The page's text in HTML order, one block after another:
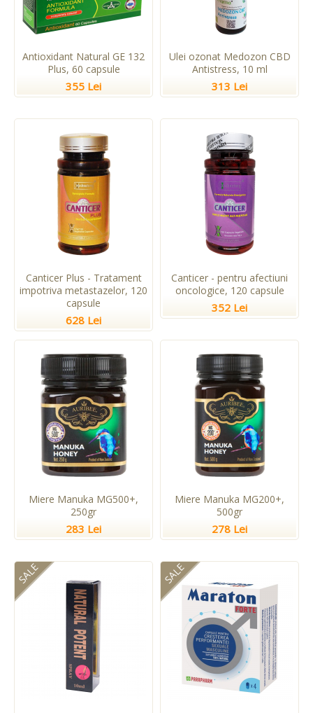
Antioxidant Natural GE 132
Plus, 60 capsule
355 Lei
Ulei ozonat Medozon CBD
Antistress, 10 ml
313 Lei
Canticer Plus - Tratament
impotriva metastazelor, 120
capsule
628 Lei
Canticer - pentru afectiuni
oncologice, 120 capsule
352 Lei
Miere Manuka MG500+,
250gr
283 Lei
Miere Manuka MG200+,
500gr
278 Lei
SALE SALE